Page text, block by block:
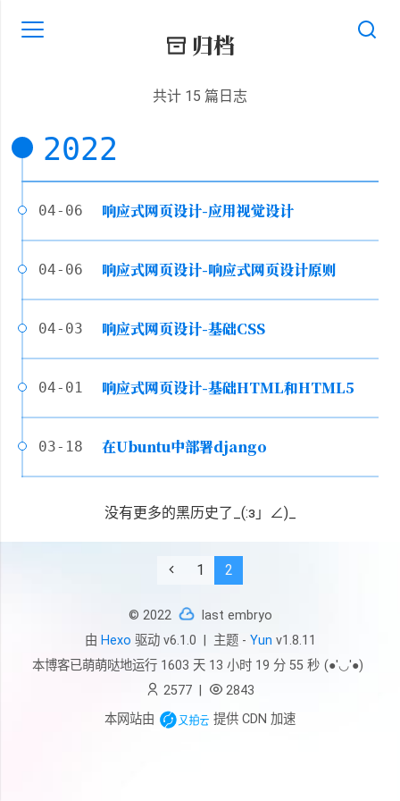
归档
共计 15 篇日志
2022
04-06 响应式网页设计-应用视觉设计
04-06 响应式网页设计-响应式网页设计原则
04-03 响应式网页设计-基础CSS
04-01 响应式网页设计-基础HTML和HTML5
03-18 在Ubuntu中部署django
没有更多的黑历史了_(:з」∠)_
1 2
© 2022
last embryo
由 Hexo 驱动 v6.1.0 主题 - Yun v1.8.11
本博客已萌萌哒地运行 1603 天 13 小时 19 分 55 秒 (●'◡'●)
2577
2843
本网站由
提供 CDN 加速